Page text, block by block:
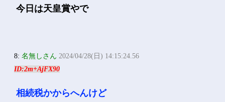
今日は天皇賞やで
8:名無しさん 2024/04/28(日) 14:15:24.56
ID:2m+AjFX90
相続税かからへんけど